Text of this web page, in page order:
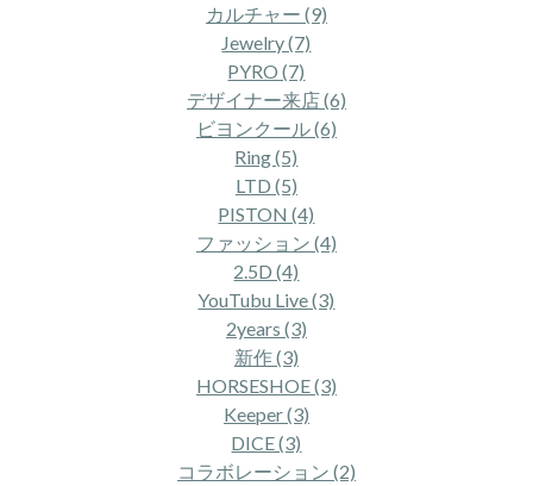
カルチャー (9)
Jewelry (7)
PYRO (7)
デザイナー来店 (6)
ビヨンクール (6)
Ring (5)
LTD (5)
PISTON (4)
ファッション (4)
2.5D (4)
YouTubu Live (3)
2years (3)
新作 (3)
HORSESHOE (3)
Keeper (3)
DICE (3)
コラボレーション (2)